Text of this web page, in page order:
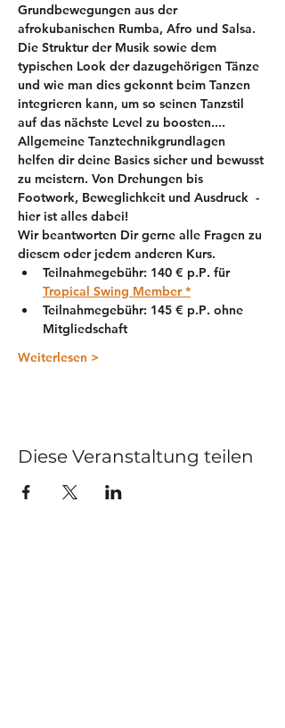
Grundbewegungen aus der
afrokubanischen Rumba, Afro und Salsa.
Die Struktur der Musik sowie dem
typischen Look der dazugehörigen Tänze
und wie man dies gekonnt beim Tanzen
integrieren kann, um so seinen Tanzstil
auf das nächste Level zu boosten....
Allgemeine Tanztechnikgrundlagen
helfen dir deine Basics sicher und bewusst
zu meistern. Von Drehungen bis
Footwork, Beweglichkeit und Ausdruck  -
hier ist alles dabei!
Wir beantworten Dir gerne alle Fragen zu
diesem oder jedem anderen Kurs.
Teilnahmegebühr: 140 € p.P. für
Tropical Swing Member *
Teilnahmegebühr: 145 € p.P. ohne
Mitgliedschaft
Weiterlesen >
Diese Veranstaltung teilen